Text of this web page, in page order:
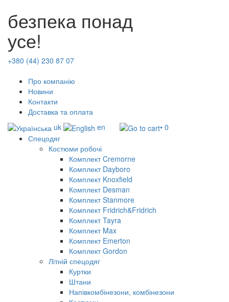
безпека понад
усе!
+380 (44) 230 87 07
Про компанію
Новини
Контакти
Доставка та оплата
uk
en
• 0
Спецодяг
Костюми робочі
Комплект Cremorne
Комплект Dayboro
Комплект Knoxfield
Комплект Desman
Комплект Stanmore
Комплект Fridrich&Fridrich
Комплект Tayra
Комплект Max
Комплект Emerton
Комплект Gordon
Літній спецодяг
Куртки
Штани
Напівкомбінезони, комбінезони